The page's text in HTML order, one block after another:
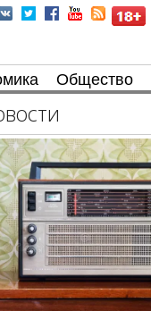
Общество